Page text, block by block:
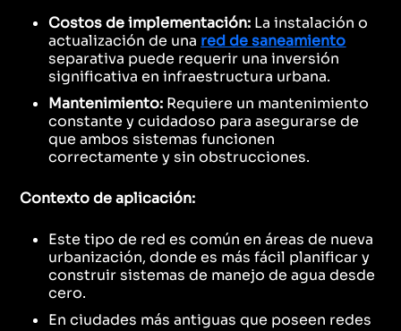
Costos de implementación: La instalación o
actualización de una red de saneamiento
separativa puede requerir una inversión
significativa en infraestructura urbana.
Mantenimiento: Requiere un mantenimiento
constante y cuidadoso para asegurarse de
que ambos sistemas funcionen
correctamente y sin obstrucciones.
Contexto de aplicación:
Este tipo de red es común en áreas de nueva
urbanización, donde es más fácil planificar y
construir sistemas de manejo de agua desde
cero.
En ciudades más antiguas que poseen redes